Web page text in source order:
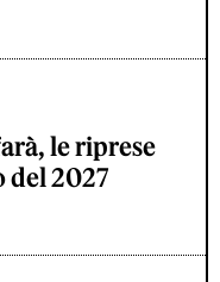
le riprese
del 2027